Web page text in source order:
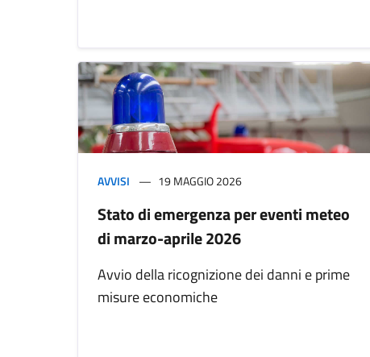
AVVISI 19 MAGGIO 2026
Stato di emergenza per eventi meteo
di marzo-aprile 2026
Avvio della ricognizione dei danni e prime
misure economiche